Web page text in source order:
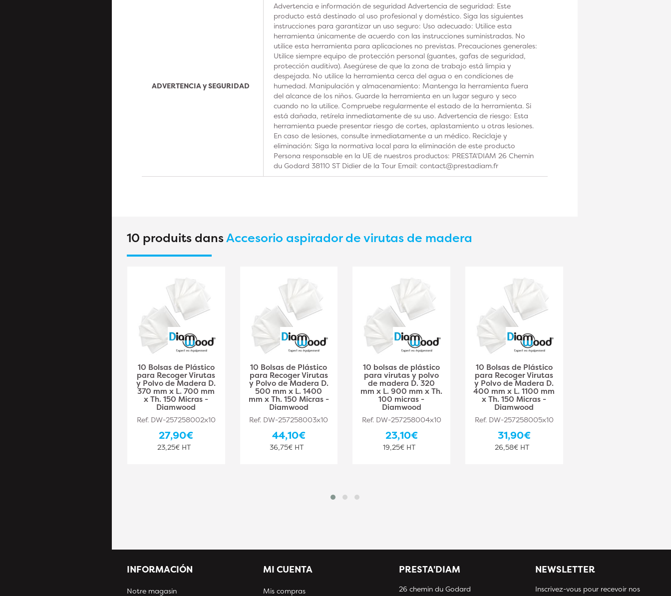
ADVERTENCIA y SEGURIDAD
Advertencia e información de seguridad Advertencia de seguridad: Este
producto está destinado al uso profesional y doméstico. Siga las siguientes
instrucciones para garantizar un uso seguro: Uso adecuado: Utilice esta
herramienta únicamente de acuerdo con las instrucciones suministradas. No
utilice esta herramienta para aplicaciones no previstas. Precauciones generales:
Utilice siempre equipo de protección personal (guantes, gafas de seguridad,
protección auditiva). Asegúrese de que la zona de trabajo está limpia y
despejada. No utilice la herramienta cerca del agua o en condiciones de
humedad. Manipulación y almacenamiento: Mantenga la herramienta fuera
del alcance de los niños. Guarde la herramienta en un lugar seguro y seco
cuando no la utilice. Compruebe regularmente el estado de la herramienta. Si
está dañada, retírela inmediatamente de su uso. Advertencia de riesgo: Esta
herramienta puede presentar riesgo de cortes, aplastamiento u otras lesiones.
En caso de lesiones, consulte inmediatamente a un médico. Reciclaje y
eliminación: Siga la normativa local para la eliminación de este producto
Persona responsable en la UE de nuestros productos: PRESTA'DIAM 26 Chemin
du Godard 38110 ST Didier de la Tour Email: contact@prestadiam.fr
10 produits dansAccesorio aspirador de virutas de madera
10 Bolsas de Plástico
para Recoger Virutas
y Polvo de Madera D.
370 mm x L. 700 mm
x Th. 150 Micras -
Diamwood
Ref. DW-257258002x10
27,90€
23,25€ HT
10 Bolsas de Plástico
para Recoger Virutas
y Polvo de Madera D.
500 mm x L. 1400
mm x Th. 150 Micras -
Diamwood
Ref. DW-257258003x10
44,10€
36,75€ HT
10 bolsas de plástico
para virutas y polvo
de madera D. 320
mm x L. 900 mm x Th.
100 micras -
Diamwood
Ref. DW-257258004x10
23,10€
19,25€ HT
10 Bolsas de Plástico
para Recoger Virutas
y Polvo de Madera D.
400 mm x L. 1100 mm
x Th. 150 Micras -
Diamwood
Ref. DW-257258005x10
31,90€
26,58€ HT
INFORMACIÓN
Notre magasin
MI CUENTA
Mis compras
PRESTA'DIAM
26 chemin du Godard
NEWSLETTER
Inscrivez-vous pour recevoir nos